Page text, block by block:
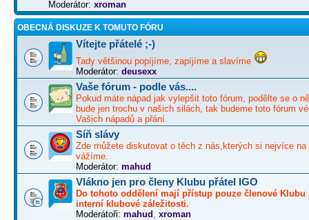
Moderátor: xroman
OBECNÁ DISKUZE K TOMUTO FÓRU
Vítejte přátelé ;-)
Tady většinou popíjíme, zapíjíme a slavíme
Moderátor: deusexx
Vaše fórum - podle vás....
Pokud máte nápad jak vylepšit toto fórum, podělte se o
bude jen trochu v našich silách, tak budeme toto fórum
Vašich nápadů a přání.
Síň slávy
Zde můžete diskutovat o těch z nás,kterých si nejvíce na
vážíme.
Moderátor: mahud
Vlákno jen pro členy Klubu přátel IGO
Do tohoto oddělení mají přístup pouze členové Klubu
interní klubové záležitosti.
Moderátoři: mahud xroman